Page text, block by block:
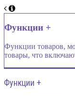
Функции +
Функции товаров,
товары, что
Функции +